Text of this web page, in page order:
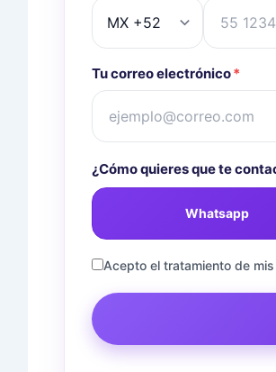
Tu correo electrónico*
¿Cómo quieres que te
Whatsapp
Acepto el tratamiento de